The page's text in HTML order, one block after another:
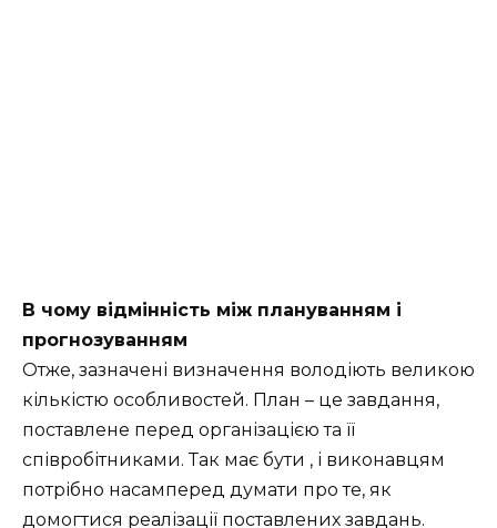
В чому відмінність між плануванням і
прогнозуванням
Отже, зазначені визначення володіють великою
кількістю особливостей. План – це завдання,
поставлене перед організацією та її
співробітниками. Так має бути , і виконавцям
потрібно насамперед думати про те, як
домогтися реалізації поставлених завдань.